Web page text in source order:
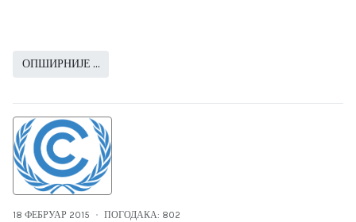
ОПШИРНИЈЕ …
18 ФЕБРУАР 2015 ПОГОДАКА: 802